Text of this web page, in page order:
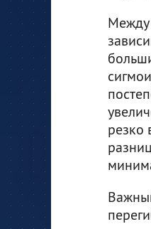
Между
резко